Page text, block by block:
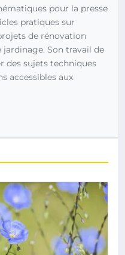
pour la presse
pratiques sur
de rénovation
Son travail de
des sujets techniques
accessibles aux